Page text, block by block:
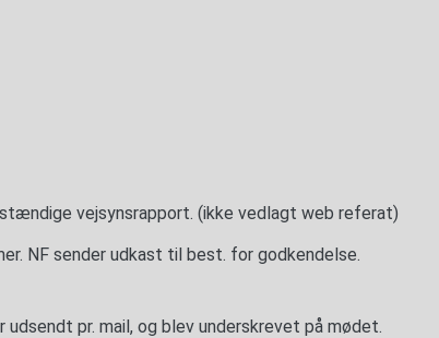
vejsynsrapport. (ikke vedlagt web referat)
NF sender udkast til best. for godkendelse.
pr. mail, og blev underskrevet på mødet.